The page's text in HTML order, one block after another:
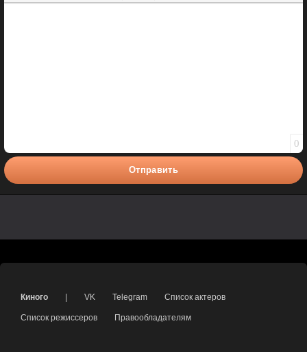
Полужирный
КурсивПодчеркнутый
ЗачеркнутыйВставить смайлик
Вставка цитаты
Вставка спойлера
0
Отправить
Киного | VK Telegram Список актеров
Список режиссеров Правообладателям